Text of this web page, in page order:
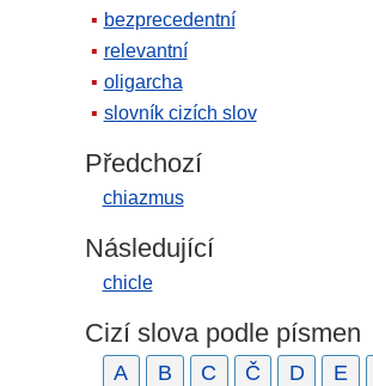
bezprecedentní
relevantní
oligarcha
slovník cizích slov
Předchozí
chiazmus
Následující
chicle
Cizí slova podle písmen
A B C Č D E